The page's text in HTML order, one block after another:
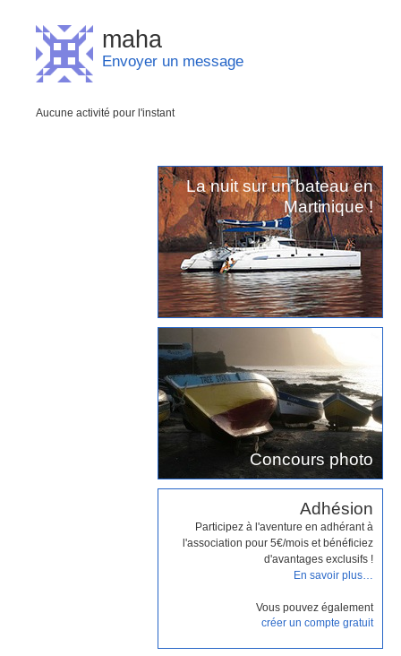
maha
Envoyer un message
Aucune activité pour l'instant
La nuit sur un bateau en
Martinique !
Concours photo
Adhésion
Participez à l'aventure en adhérant à
l'association pour 5€/mois et bénéficiez
d'avantages exclusifs !
En savoir plus…
Vous pouvez également
créer un compte gratuit